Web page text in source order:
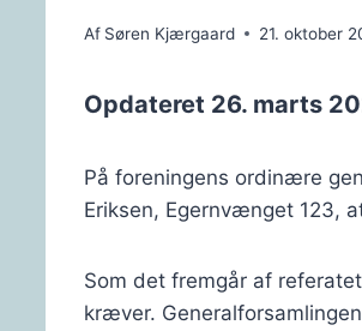
Af Søren Kjærgaard 21. oktober
Opdateret 26. marts
På foreningens ordinære
Eriksen, Egernvænget 123,
Som det fremgår af
kræver.